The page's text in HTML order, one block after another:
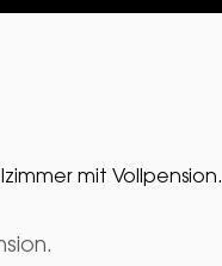
mit Vollpension.